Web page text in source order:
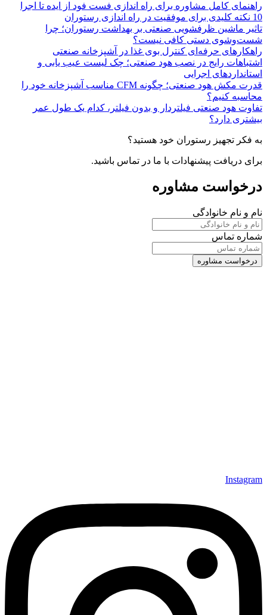
راهنمای کامل مشاوره برای راه اندازی فست فود از ایده تا اجرا
10 نکته کلیدی برای موفقیت در راه اندازی رستوران
تاثیر ماشین ظرفشویی صنعتی بر بهداشت رستوران؛ چرا
شست‌وشوی دستی کافی نیست؟
راهکارهای حرفه‌ای کنترل بوی غذا در آشپزخانه صنعتی
اشتباهات رایج در نصب هود صنعتی؛ چک لیست عیب یابی و
استانداردهای اجرایی
قدرت مکش هود صنعتی؛ چگونه CFM مناسب آشپزخانه خود را
محاسبه کنیم؟
تفاوت هود صنعتی فیلتردار و بدون فیلتر، کدام یک طول عمر
بیشتری دارد؟
به فکر تجهیز رستوران خود هستید؟
برای دریافت پیشنهادات با ما در تماس باشید.
درخواست مشاوره
نام و نام خانوادگی
شماره تماس
Instagram